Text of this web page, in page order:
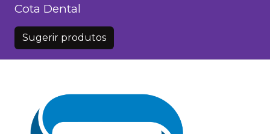
Cota Dental
Sugerir produtos